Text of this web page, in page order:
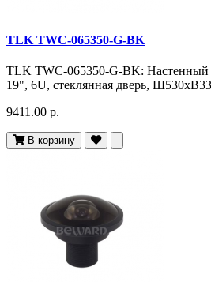
TLK TWC-065350-G-BK
TLK TWC-065350-G-BK:
19", 6U, стеклянная дверь,
9411.00 р.
В корзину